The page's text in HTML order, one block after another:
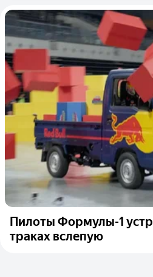
Пилоты Формулы-1
траках вслепую